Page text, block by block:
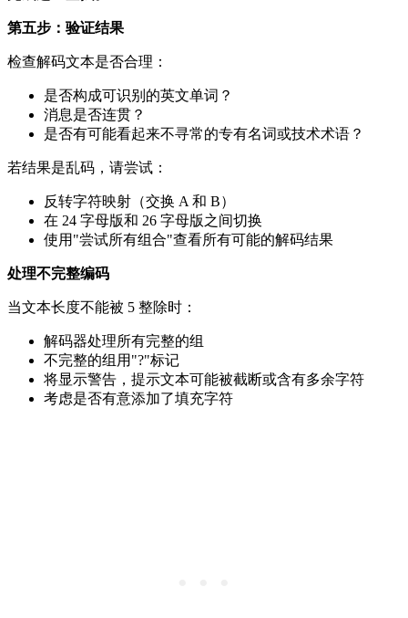
第五步：验证结果
检查解码文本是否合理：
是否构成可识别的英文单词？
消息是否连贯？
是否有可能看起来不寻常的专有名词或技术术语？
若结果是乱码，请尝试：
反转字符映射（交换 A 和 B）
在 24 字母版和 26 字母版之间切换
使用"尝试所有组合"查看所有可能的解码结果
处理不完整编码
当文本长度不能被 5 整除时：
解码器处理所有完整的组
不完整的组用"?"标记
将显示警告，提示文本可能被截断或含有多余字符
考虑是否有意添加了填充字符